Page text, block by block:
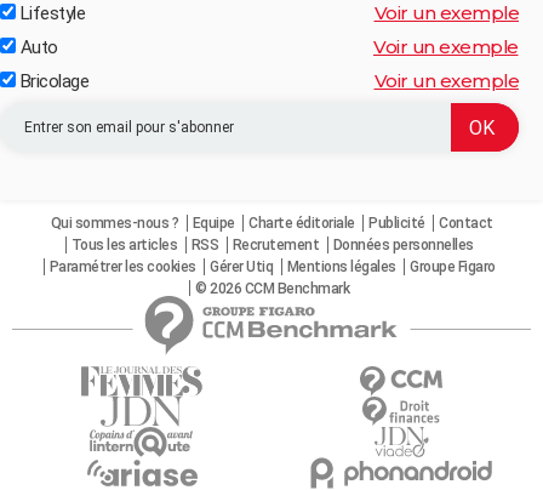
Lifestyle Voir un exemple
Auto Voir un exemple
Bricolage Voir un exemple
Qui sommes-nous ? Equipe Charte éditoriale Publicité
Contact
Tous les articles
RSS Recrutement
Données personnelles
Paramétrer les cookies
Gérer Utiq Mentions légales
Groupe Figaro
© 2026 CCM Benchmark